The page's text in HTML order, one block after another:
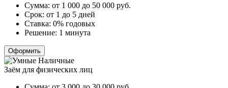
Сумма: от 1 000 до 50 000 руб.
Срок: от 1 до 5 дней
Ставка: 0% годовых
Решение: 1 минута
Оформить
Заём для физических лиц